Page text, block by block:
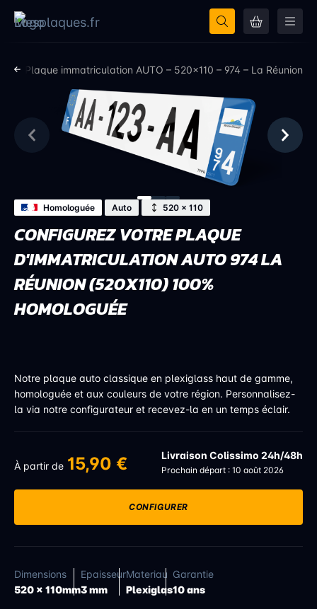
Plaque immatriculation AUTO – 520×110 – 974 – La Réunion
Homologuée Auto 520 × 110
CONFIGUREZ VOTRE PLAQUE
D'IMMATRICULATION AUTO 974 LA
RÉUNION (520X110) 100%
HOMOLOGUÉE
Notre plaque auto classique en plexiglass haut de gamme,
homologuée et aux couleurs de votre région. Personnalisez-
la via notre configurateur et recevez-la en un temps éclair.
À partir de 15,90 € Livraison Colissimo 24h/48h
Prochain départ : 10 août 2026
CONFIGURER
Dimensions
520 x 110mm
Epaisseur
3 mm
Materiau
Plexiglas
Garantie
10 ans